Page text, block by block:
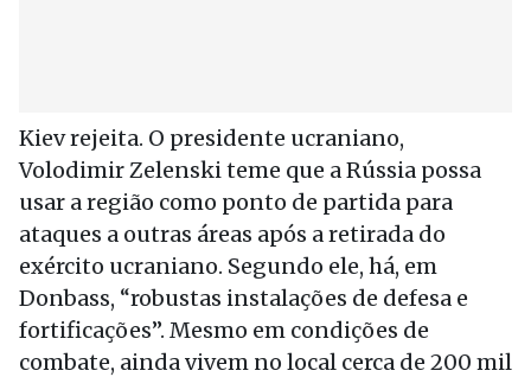
Kiev rejeita. O presidente ucraniano,
Volodimir Zelenski teme que a Rússia possa
usar a região como ponto de partida para
ataques a outras áreas após a retirada do
exército ucraniano. Segundo ele, há, em
Donbass, “robustas instalações de defesa e
fortificações”. Mesmo em condições de
combate, ainda vivem no local cerca de 200 mil